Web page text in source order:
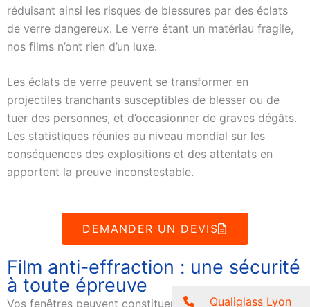
réduisant ainsi les risques de blessures par des éclats
de verre dangereux. Le verre étant un matériau fragile,
nos films n’ont rien d’un luxe.
Les éclats de verre peuvent se transformer en
projectiles tranchants susceptibles de blesser ou de
tuer des personnes, et d’occasionner de graves dégâts.
Les statistiques réunies au niveau mondial sur les
conséquences des explositions et des attentats en
apportent la preuve inconstestable.
DEMANDER UN DEVIS
Film anti-effraction : une sécurité
à toute épreuve
Vos fenêtres peuvent constituer le maillon le plus faible
Qualiglass Lyon